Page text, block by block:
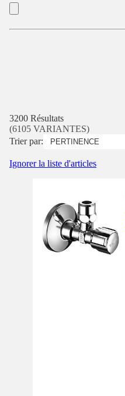
3200 Résultats
(6105 VARIANTES)
Trier par:
Ignorer la liste d'articles